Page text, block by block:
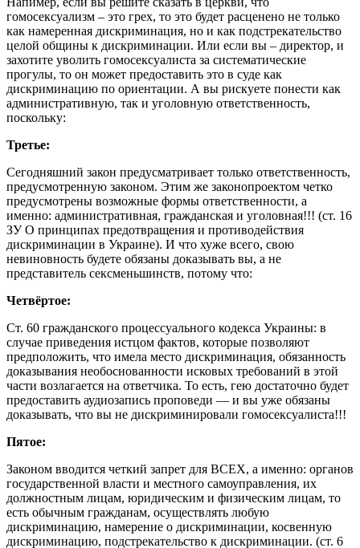
гомосексуализм – это грех, то это будет расценено не только
как намеренная дискриминация, но и как подстрекательство
целой общины к дискриминации. Или если вы – директор, и
захотите уволить гомосексуалиста за систематические
прогулы, то он может предоставить это в суде как
дискриминацию по ориентации. А вы рискуете понести как
административную, так и уголовную ответственность,
поскольку:
Третье:
Сегодняшний закон предусматривает только ответственность,
предусмотренную законом. Этим же законопроектом четко
предусмотрены возможные формы ответственности, а
именно: административная, гражданская и уголовная!!! (ст. 16
ЗУ О принципах предотвращения и противодействия
дискриминации в Украине). И что хуже всего, свою
невиновность будете обязаны доказывать вы, а не
представитель сексменьшинств, потому что:
Четвёртое:
Ст. 60 гражданского процессуального кодекса Украины: в
случае приведения истцом фактов, которые позволяют
предположить, что имела место дискриминация, обязанность
доказывания необоснованности исковых требований в этой
части возлагается на ответчика. То есть, гею достаточно будет
предоставить аудиозапись проповеди — и вы уже обязаны
доказывать, что вы не дискриминировали гомосексуалиста!!!
Пятое:
Законом вводится четкий запрет для ВСЕХ, а именно: органов
государственной власти и местного самоуправления, их
должностным лицам, юридическим и физическим лицам, то
есть обычным гражданам, осуществлять любую
дискриминацию, намерение о дискриминации, косвенную
дискриминацию, подстрекательство к дискриминации. (ст. 6